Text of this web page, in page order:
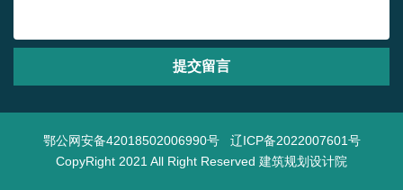
提交留言
鄂公网安备42018502006990号
辽ICP备2022007601号
CopyRight 2021 All Right Reserved 建筑规划设计院